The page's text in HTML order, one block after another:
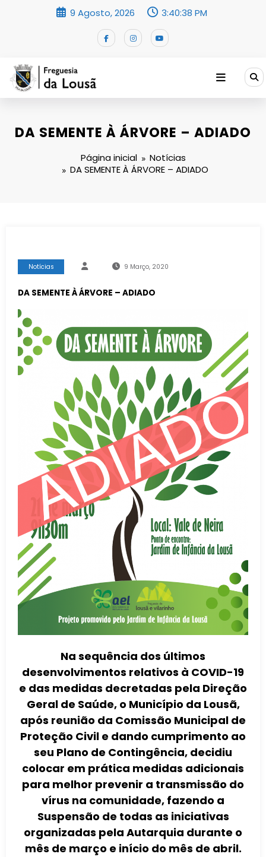
9 Agosto, 2026 3:40:39 PM
DA SEMENTE À ÁRVORE – ADIADO
Página inicial
Notícias
DA SEMENTE À ÁRVORE – ADIADO
Notícias 9 Março, 2020
DA SEMENTE À ÁRVORE – ADIADO
Na sequência dos últimos
desenvolvimentos relativos à COVID-19
e das medidas decretadas pela Direção
Geral de Saúde, o Município da Lousã,
após reunião da Comissão Municipal de
Proteção Civil e dando cumprimento ao
seu Plano de Contingência, decidiu
colocar em prática medidas adicionais
para melhor prevenir a transmissão do
vírus na comunidade, fazendo a
Suspensão de todas as iniciativas
organizadas pela Autarquia durante o
mês de março e início do mês de abril.